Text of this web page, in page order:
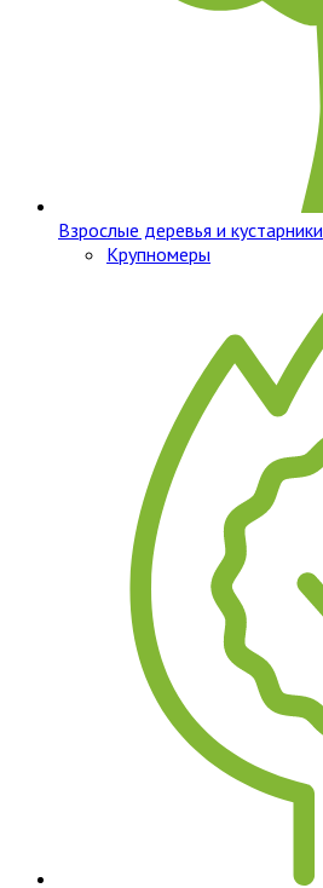
Взрослые деревья и кустарники
Крупномеры